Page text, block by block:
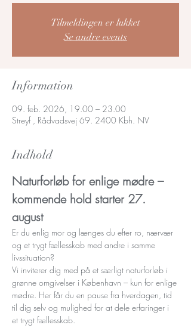
Tilmeldingen er lukket
Se andre events
Information
09. feb. 2026, 19.00 – 23.00
Streyf , Rådvadsvej 69. 2400 Kbh. NV
Indhold
Naturforløb for enlige mødre –
kommende hold starter 27.
august
Er du enlig mor og længes du efter ro, nærvær
og et trygt fællesskab med andre i samme
livssituation?
Vi inviterer dig med på et særligt naturforløb i
grønne omgivelser i København – kun for enlige
mødre. Her får du en pause fra hverdagen, tid
til dig selv og mulighed for at dele erfaringer i
et trygt fællesskab.